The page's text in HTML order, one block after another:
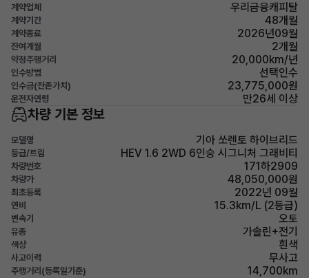
계약업체 우리금융캐피탈
계약기간 48개월
계약종료 2026년09월
잔여개월 2개월
약정주행거리 20,000km/년
인수방법 선택인수
인수금(잔존가치) 23,775,000원
운전자연령 만26세 이상
차량 기본 정보
모델명 기아 쏘렌토 하이브리드
등급/트림 HEV 1.6 2WD 6인승 시그니처 그래비티
차량번호 171하2909
차량가 48,050,000원
최초등록 2022년 09월
연비 15.3km/L (2등급)
변속기 오토
유종 가솔린+전기
색상 흰색
사고이력 무사고
주행거리(등록일기준) 14,700km